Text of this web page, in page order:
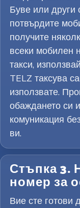
Буве или други
потвърдите
получите
всеки мобилен
такси,
TELZ таксува
използвате.
обаждането си
комуникация
ви.
Стъпка 3.
номер за
Вие сте готови